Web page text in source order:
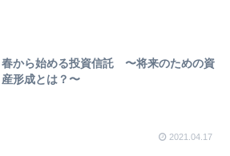
春から始める投資信託 〜将来のための資
産形成とは？〜
2021.04.17